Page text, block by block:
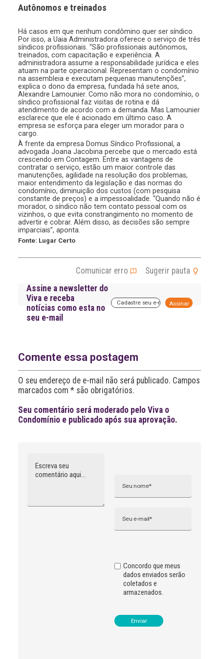
Autônomos e treinados
Há casos em que nenhum condômino quer ser síndico.
Por isso, a Uaia Administradora oferece o serviço de três
síndicos profissionais. “São profissionais autônomos,
treinados, com capacitação e experiência. A
administradora assume a responsabilidade jurídica e eles
atuam na parte operacional. Representam o condomínio
na assembleia e executam pequenas manutenções”,
explica o dono da empresa, fundada há sete anos,
Alexandre Lamounier. Como não mora no condomínio, o
síndico profissional faz visitas de rotina e dá
atendimento de acordo com a demanda. Mas Lamounier
esclarece que ele é acionado em último caso. A
empresa se esforça para eleger um morador para o
cargo.
À frente da empresa Domus Síndico Profissional, a
advogada Joana Jacobina percebe que o mercado está
crescendo em Contagem. Entre as vantagens de
contratar o serviço, estão um maior controle das
manutenções, agilidade na resolução dos problemas,
maior entendimento da legislação e das normas do
condomínio, diminuição dos custos (com pesquisa
constante de preços) e a impessoalidade. “Quando não é
morador, o síndico não tem contato pessoal com os
vizinhos, o que evita constrangimento no momento de
advertir e cobrar. Além disso, as decisões são sempre
imparciais”, aponta.
Fonte: Lugar Certo
Comunicar erro
Sugerir pauta
Assine a newsletter do
Viva e receba
notícias como esta no
seu e-mail
i
v
Comente essa postagem
O seu endereço de e-mail não será publicado. Campos
marcados com * são obrigatórios.
Seu comentário será moderado pelo Viva o
Condomínio e publicado após sua aprovação.
Concordo que meus
dados enviados serão
coletados e
armazenados.
n